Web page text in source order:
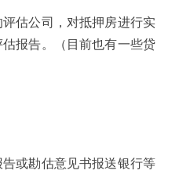
估公司，对抵押房进行实
报告。（目前也有一些贷
或勘估意见书报送银行等